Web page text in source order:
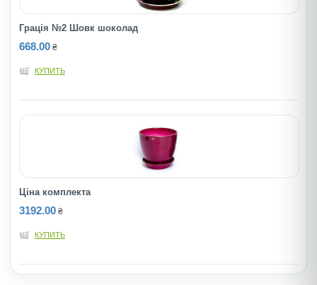
Грація №2 Шовк шоколад
668.00 ₴
КУПИТЬ
Ціна комплекта
3192.00 ₴
КУПИТЬ